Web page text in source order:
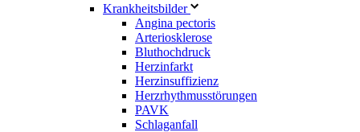
Krankheitsbilder
Angina pectoris
Arteriosklerose
Bluthochdruck
Herzinfarkt
Herzinsuffizienz
Herzrhythmusstörungen
PAVK
Schlaganfall